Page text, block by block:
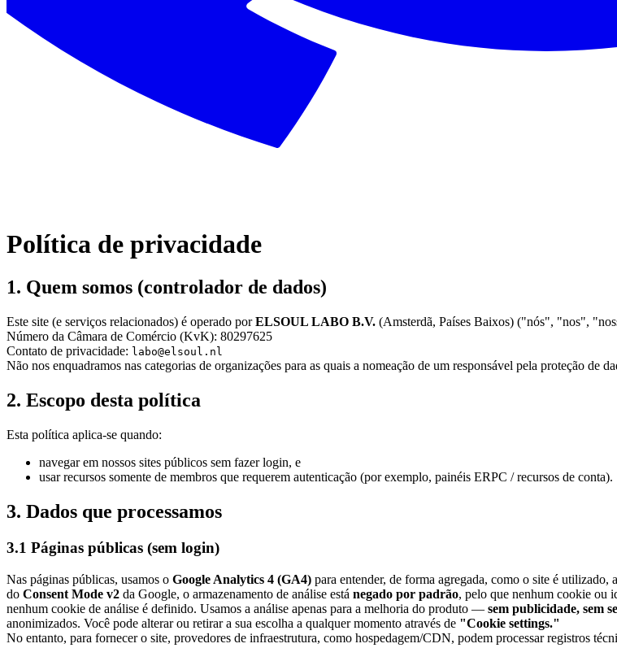
Política de privacidade
1. Quem somos (controlador de dados)
Este site (e serviços relacionados) é operado porELSOUL LABO B.V. (Amsterdã, Países Baixos) ("nós", "nos",
Número da Câmara de Comércio (KvK): 80297625
Contato de privacidade: labo@elsoul.nl
Não nos enquadramos nas categorias de organizações para as quais a nomeação de um responsável pela proteção
2. Escopo desta política
Esta política aplica-se quando:
navegar em nossos sites públicos sem fazer login, e
usar recursos somente de membros que requerem autenticação (por exemplo, painéis ERPC / recursos de conta).
3. Dados que processamos
3.1 Páginas públicas (sem login)
Nas páginas públicas, usamos o Google Analytics 4 (GA4) para entender, de forma agregada, como o site é utilizado,
do Consent Mode v2 da Google, o armazenamento de análise está negado por padrão, pelo que nenhum cookie ou
nenhum cookie de análise é definido. Usamos a análise apenas para a melhoria do produto — sem publicidade, sem
anonimizados. Você pode alterar ou retirar a sua escolha a qualquer momento através de "Cookie settings."
No entanto, para fornecer o site, provedores de infraestrutura, como hospedagem/CDN, podem processar registros